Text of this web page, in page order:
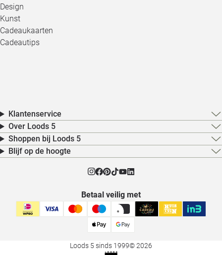
Design
Kunst
Cadeaukaarten
Cadeautips
Klantenservice
Over Loods 5
Shoppen bij Loods 5
Blijf op de hoogte
Betaal veilig met
Loods 5 sinds 1999© 2026